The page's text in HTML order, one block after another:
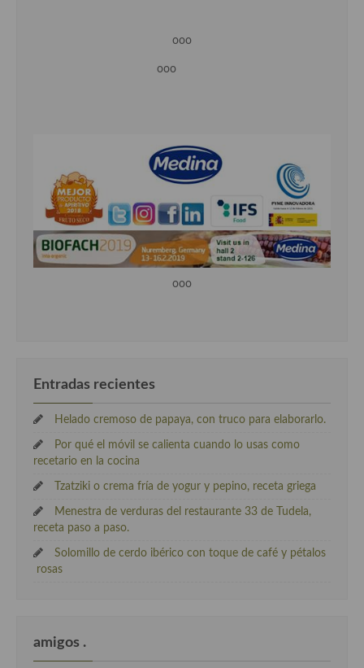
ooo
ooo
ooo
Entradas recientes
Helado cremoso de papaya, con truco para elaborarlo.
Por qué el móvil se calienta cuando lo usas como
recetario en la cocina
Tzatziki o crema fría de yogur y pepino, receta griega
Menestra de verduras del restaurante 33 de Tudela,
receta paso a paso.
Solomillo de cerdo ibérico con toque de café y pétalos
rosas
amigos .